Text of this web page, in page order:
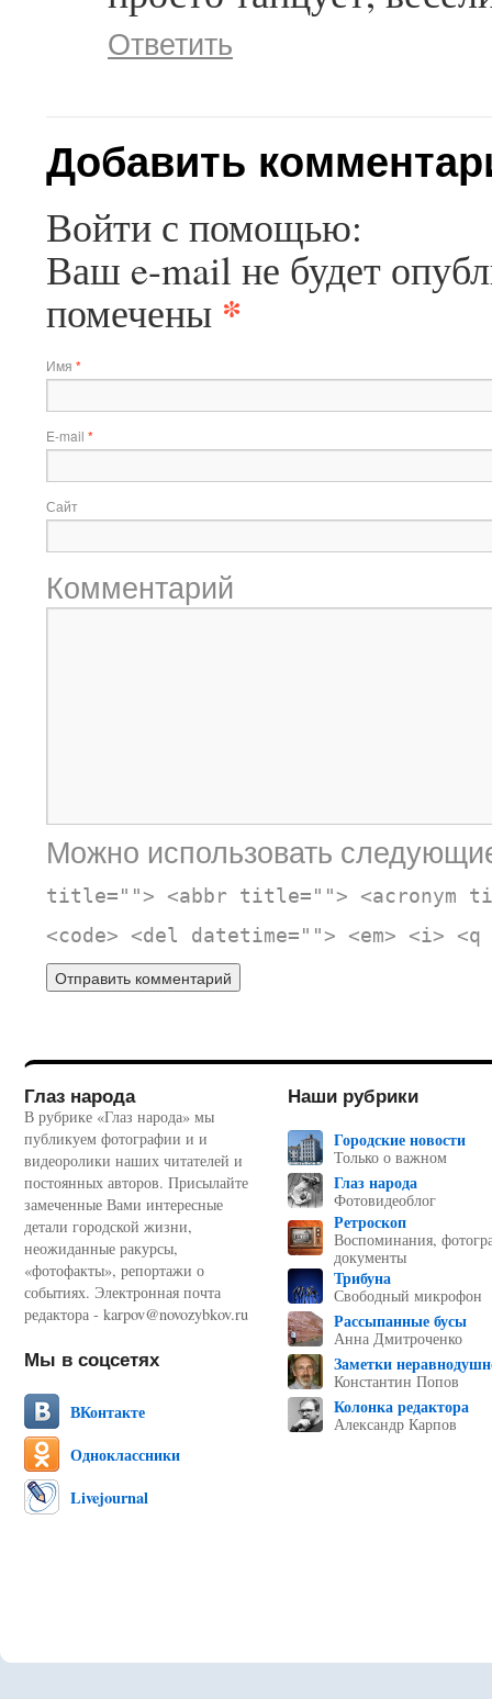
Ответить
Добавить
Войти с помощью:
Ваш e-mail не будет
помечены *
Имя *
E-mail *
Сайт
Комментарий
Можно использовать
title=""> <abbr title=""> <acronym
<code> <del datetime=""> <em> <i>
Глаз народа
В рубрике «Глаз народа» мы
публикуем фотографии и и
видеоролики наших читателей и
постоянных авторов. Присылайте
замеченные Вами интересные
детали городской жизни,
неожиданные ракурсы,
«фотофакты», репортажи о
событиях. Электронная почта
редактора - karpov@novozybkov.ru
Мы в соцсетях
ВКонтакте
Одноклассники
Livejournal
Наши рубрики
Городские новости
Только о важном
Глаз народа
Фотовидеоблог
Ретроскоп
Воспоминания,
документы
Трибуна
Свободный микрофон
Рассыпанные бусы
Анна Дмитроченко
Заметки
Константин Попов
Колонка редактора
Александр Карпов